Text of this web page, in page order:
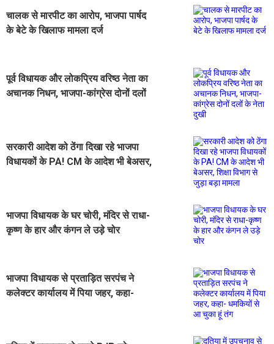
चालक से मारपीट का आरोप, भाजपा पार्षद
के बेटे के खिलाफ मामला दर्ज
पूर्व विधायक और लोकप्रिय वरिष्ठ नेता का
अचानक निधन, भाजपा-कांग्रेस दोनों दलों
सरकारी आदेश को ठेंगा दिखा रहे भाजपा
विधायकों के PA! CM के आदेश भी बेअसर,
भाजपा विधायक के घर चोरी, मंदिर से राधा-
कृष्ण के हार और कंगन ले उड़े चोर
भाजपा विधायक से प्रताड़ित सरपंच ने
कलेक्टर कार्यालय में पिया जहर, कहा-